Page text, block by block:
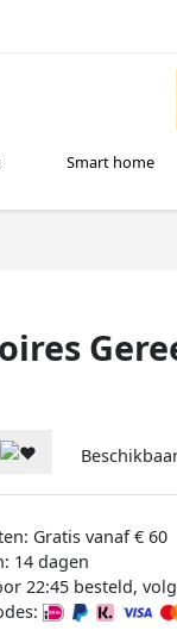
Smart home
Gratis vanaf € 60
14 dagen
22:45 besteld,